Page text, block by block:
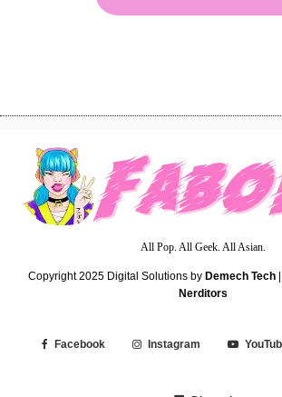
All Pop. All Geek. All Asian.
Copyright 2025 Digital Solutions by Demech Tech
Nerditors
Facebook Instagram